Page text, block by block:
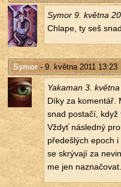
Symor 9. květ­na
Chla­pe, ty seš
Symor- 9. května 2011 13:23
Yaka­man 3.
Díky za ko­men­tář.
snad po­sta­čí, když
Vždyť ná­sled­ný
pře­de­šlých epoch
se skrý­va­jí za
me jen na­zna­čo­vat.